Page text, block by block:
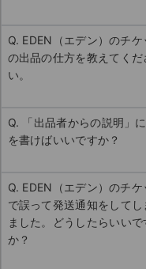
Q. EDEN（エデン）のチケ
の出品の仕方を教えてくだ
い。
Q. 「出品者からの説明」
を書けばいいですか？
Q. EDEN（エデン）のチケ
で誤って発送通知をしてし
ました。どうしたらいいで
か？